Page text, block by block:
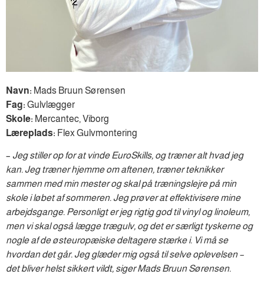
Navn: Mads Bruun Sørensen
Fag: Gulvlægger
Skole: Mercantec, Viborg
Læreplads: Flex Gulvmontering
– Jeg stiller op for at vinde EuroSkills, og træner alt hvad jeg
kan. Jeg træner hjemme om aftenen, træner teknikker
sammen med min mester og skal på træningslejre på min
skole i løbet af sommeren. Jeg prøver at effektivisere mine
arbejdsgange. Personligt er jeg rigtig god til vinyl og linoleum,
men vi skal også lægge trægulv, og det er særligt tyskerne og
nogle af de østeuropæiske deltagere stærke i. Vi må se
hvordan det går. Jeg glæder mig også til selve oplevelsen –
det bliver helst sikkert vildt, siger Mads Bruun Sørensen.